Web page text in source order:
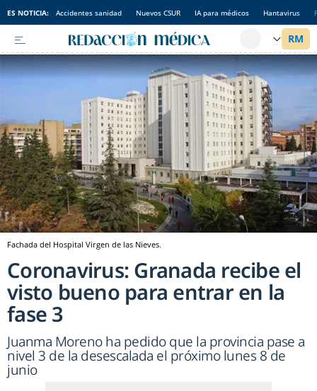
ES NOTICIA: Accidentes sanidad Nuevos CSUR IA para médicos Hantavirus
Fachada del Hospital Virgen de las Nieves.
Coronavirus: Granada recibe el
visto bueno para entrar en la
fase 3
Juanma Moreno ha pedido que la provincia pase a
nivel 3 de la desescalada el próximo lunes 8 de
junio